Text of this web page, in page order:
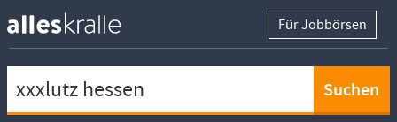
Für Jobbörsen